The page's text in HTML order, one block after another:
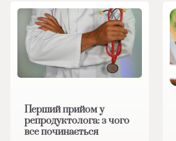
Перший прийом у
репродуктолога: з чого
все починається